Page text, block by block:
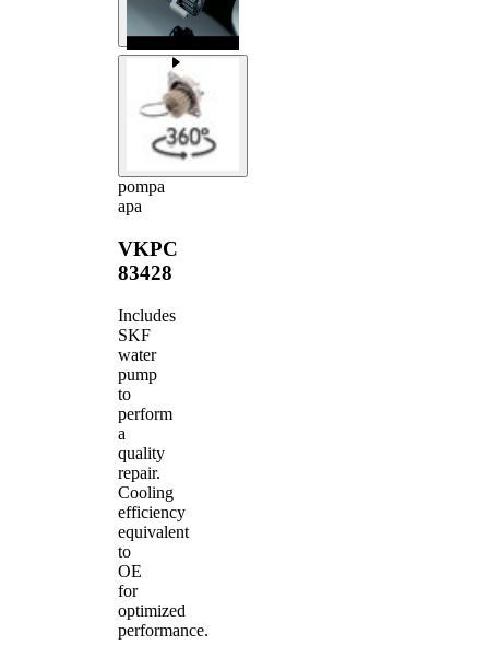
pompa
apa
VKPC
83428
Includes
SKF
water
pump
to
perform
a
quality
repair.
Cooling
efficiency
equivalent
to
OE
for
optimized
performance.